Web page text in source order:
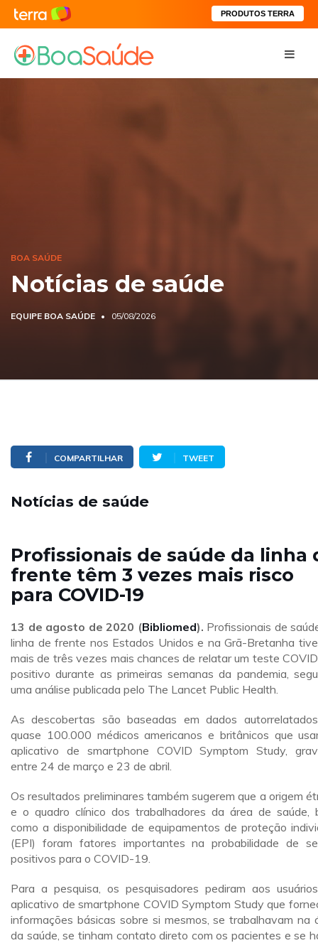
PRODUTOS TERRA
BOA SAÚDE
Notícias de saúde
EQUIPE BOA SAÚDE 05/08/2026
COMPARTILHAR TWEET
Notícias de saúde
Profissionais de saúde da linha
frente têm 3 vezes mais risco
para COVID-19
13 de agosto de 2020 (Bibliomed). Profissionais de
linha de frente nos Estados Unidos e na Grã-Bretanha
mais de três vezes mais chances de relatar um teste
positivo durante as primeiras semanas da pandemia,
uma análise publicada pelo The Lancet Public Health.
As descobertas são baseadas em dados
quase 100.000 médicos americanos e britânicos que
aplicativo de smartphone COVID Symptom Study,
entre 24 de março e 23 de abril.
Os resultados preliminares também sugerem que a origem
e o quadro clínico dos trabalhadores da área de saúde,
como a disponibilidade de equipamentos de proteção
(EPI) foram fatores importantes na probabilidade de
positivos para o COVID-19.
Para a pesquisa, os pesquisadores pediram aos
aplicativo de smartphone COVID Symptom Study que
informações básicas sobre si mesmos, se trabalhavam na
da saúde, se tinham contato direto com os pacientes e se